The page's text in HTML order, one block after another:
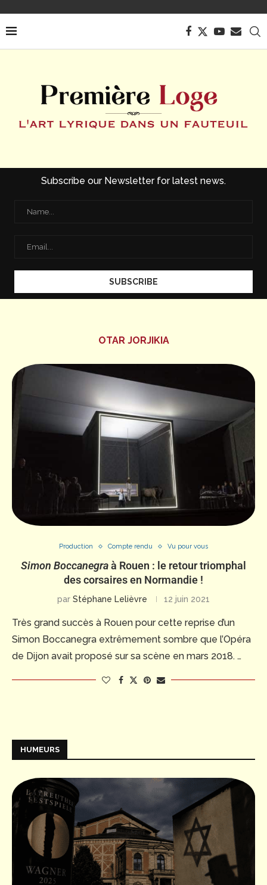
Subscribe our Newsletter for latest news.
OTAR JORJIKIA
Production Compte rendu Vu pour vous
Simon Boccanegraà Rouen : le retour triomphal
des corsaires en Normandie !
par Stéphane Lelièvre 12 juin 2021
Très grand succès à Rouen pour cette reprise d’un
Simon Boccanegra extrêmement sombre que l’Opéra
de Dijon avait proposé sur sa scène en mars 2018. …
HUMEURS